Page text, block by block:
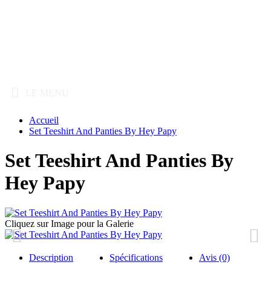
Accueil
Set Teeshirt And Panties By Hey Papy
Set Teeshirt And Panties By
Hey Papy
Cliquez sur Image pour la Galerie
Description Spécifications Avis (0)